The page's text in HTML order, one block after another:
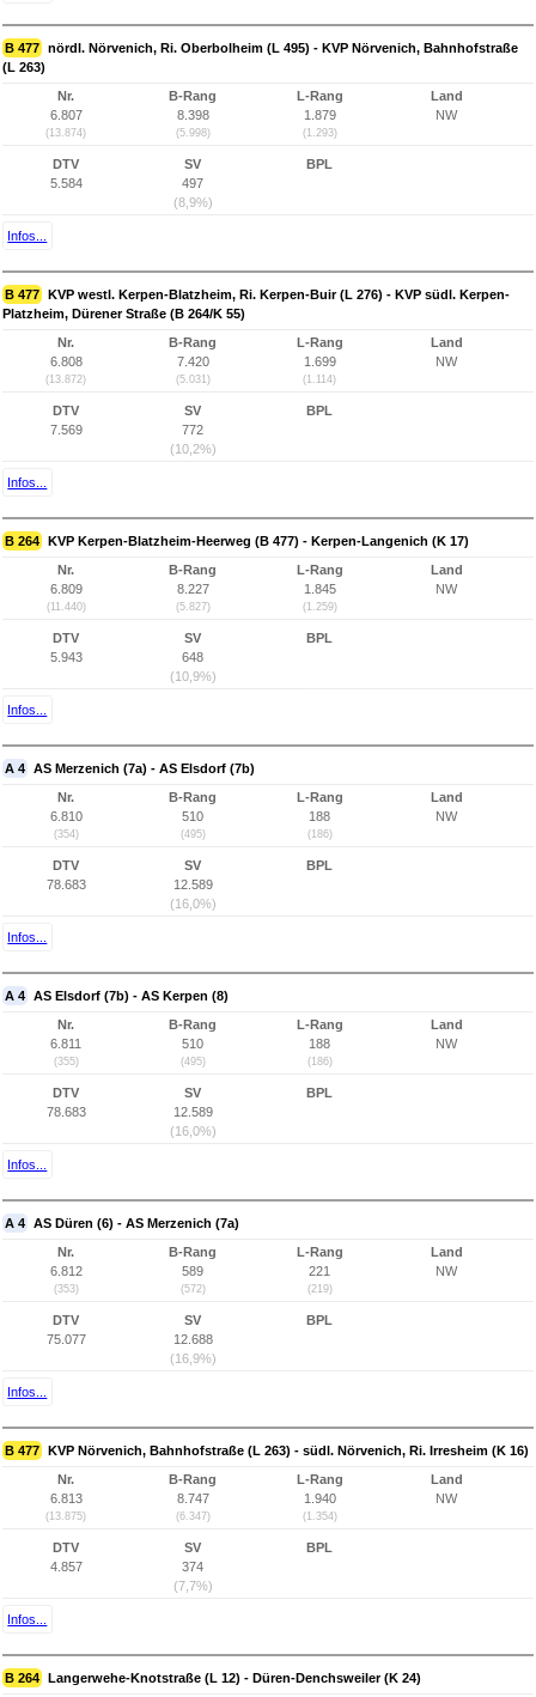
B 477 nördl. Nörvenich, Ri. Oberbolheim (L 495) - KVP Nörvenich, Bahnhofstraße
(L 263)
Nr.
6.807
(13.874)
B-Rang
8.398
(5.998)
L-Rang
1.879
(1.293)
Land
NW
DTV
5.584
SV
497
(8,9%)
BPL
Infos...
B 477 KVP westl. Kerpen-Blatzheim, Ri. Kerpen-Buir (L 276) - KVP südl. Kerpen-
Platzheim, Dürener Straße (B 264/K 55)
Nr.
6.808
(13.872)
B-Rang
7.420
(5.031)
L-Rang
1.699
(1.114)
Land
NW
DTV
7.569
SV
772
(10,2%)
BPL
Infos...
B 264 KVP Kerpen-Blatzheim-Heerweg (B 477) - Kerpen-Langenich (K 17)
Nr.
6.809
(11.440)
B-Rang
8.227
(5.827)
L-Rang
1.845
(1.259)
Land
NW
DTV
5.943
SV
648
(10,9%)
BPL
Infos...
A 4 AS Merzenich (7a) - AS Elsdorf (7b)
Nr.
6.810
(354)
B-Rang
510
(495)
L-Rang
188
(186)
Land
NW
DTV
78.683
SV
12.589
(16,0%)
BPL
Infos...
A 4 AS Elsdorf (7b) - AS Kerpen (8)
Nr.
6.811
(355)
B-Rang
510
(495)
L-Rang
188
(186)
Land
NW
DTV
78.683
SV
12.589
(16,0%)
BPL
Infos...
A 4 AS Düren (6) - AS Merzenich (7a)
Nr.
6.812
(353)
B-Rang
589
(572)
L-Rang
221
(219)
Land
NW
DTV
75.077
SV
12.688
(16,9%)
BPL
Infos...
B 477 KVP Nörvenich, Bahnhofstraße (L 263) - südl. Nörvenich, Ri. Irresheim (K 16)
Nr.
6.813
(13.875)
B-Rang
8.747
(6.347)
L-Rang
1.940
(1.354)
Land
NW
DTV
4.857
SV
374
(7,7%)
BPL
Infos...
B 264 Langerwehe-Knotstraße (L 12) - Düren-Denchsweiler (K 24)